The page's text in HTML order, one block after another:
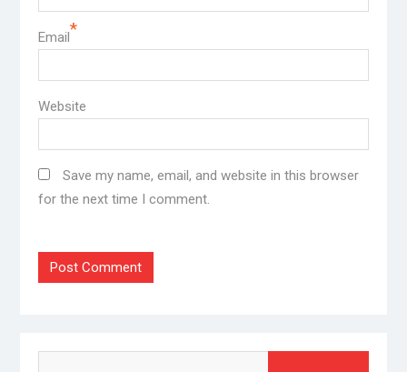
Email *
Website
Save my name, email, and website in this browser
for the next time I comment.